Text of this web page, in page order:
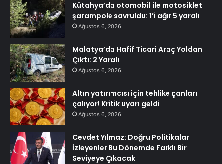
Kütahya’da otomobil ile motosiklet
şarampole savruldu: 1’i ağır 5 yaralı
Ağustos 6, 2026
Malatya’da Hafif Ticari Araç Yoldan
Çıktı: 2 Yaralı
Ağustos 6, 2026
Altın yatırımcısı için tehlike çanları
çalıyor! Kritik uyarı geldi
Ağustos 6, 2026
Cevdet Yılmaz: Doğru Politikalar
İzleyenler Bu Dönemde Farklı Bir
Seviyeye Çıkacak